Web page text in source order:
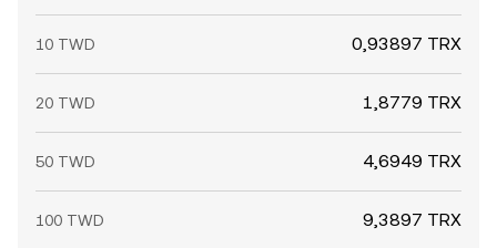
10 TWD 0,93897 TRX
20 TWD 1,8779 TRX
50 TWD 4,6949 TRX
100 TWD 9,3897 TRX